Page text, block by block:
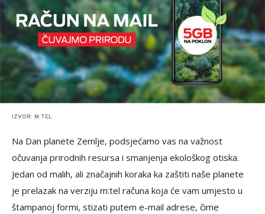
IZVOR: M:TEL
Na Dan planete Zemlje, podsjećamo vas na važnost
očuvanja prirodnih resursa i smanjenja ekološkog otiska.
Jedan od malih, ali značajnih koraka ka zaštiti naše planete
je prelazak na verziju m:tel računa koja će vam umjesto u
štampanoj formi, stizati putem e-mail adrese, čime